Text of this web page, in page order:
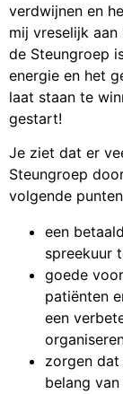
verdwijnen en
mij vreselijk
de Steungroep
energie en het
laat staan te
gestart!
Je ziet dat er
Steungroep
volgende
een
spreekuur
goede
patiënten
een
zorgen
belang